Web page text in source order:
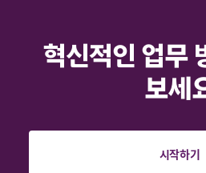
혁신적인 업무
보세
시작하기